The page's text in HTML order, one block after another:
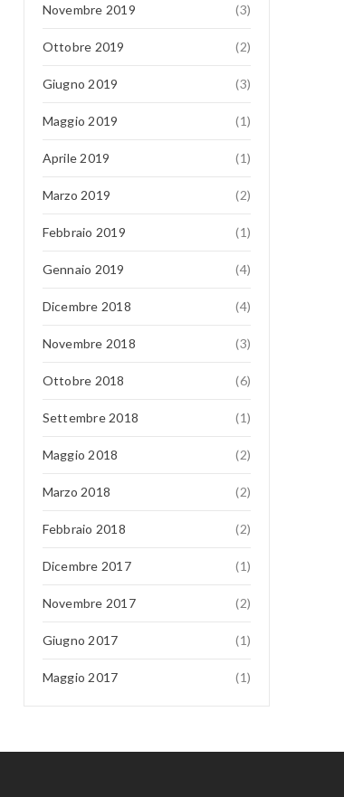
Novembre 2019 (3)
Ottobre 2019 (2)
Giugno 2019 (3)
Maggio 2019 (1)
Aprile 2019 (1)
Marzo 2019 (2)
Febbraio 2019 (1)
Gennaio 2019 (4)
Dicembre 2018 (4)
Novembre 2018 (3)
Ottobre 2018 (6)
Settembre 2018 (1)
Maggio 2018 (2)
Marzo 2018 (2)
Febbraio 2018 (2)
Dicembre 2017 (1)
Novembre 2017 (2)
Giugno 2017 (1)
Maggio 2017 (1)